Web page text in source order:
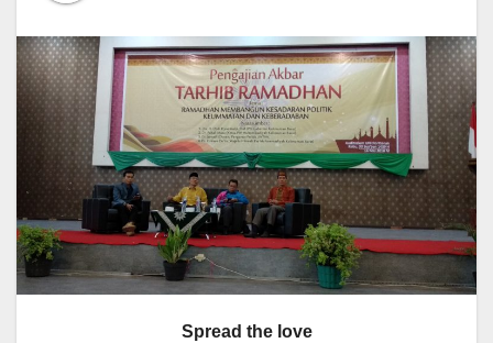
Spread the love